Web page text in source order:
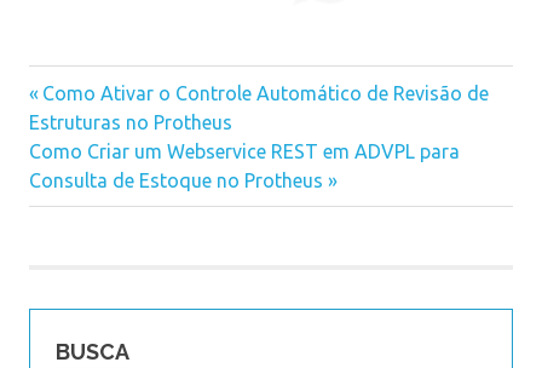
Navegação
de
Post
Previous
Post:
Como Ativar o Controle Automático de Revisão de
Estruturas no Protheus
Next
Post:
Como Criar um Webservice REST em ADVPL para
Consulta de Estoque no Protheus
BUSCA